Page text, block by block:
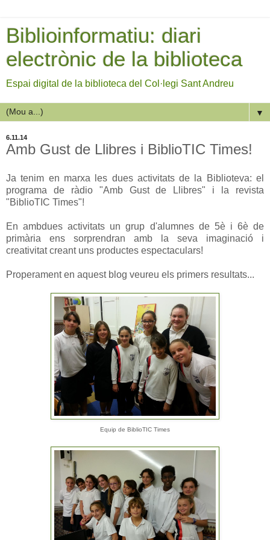
Biblioinformatiu: diari
electrònic de la biblioteca
Espai digital de la biblioteca del Col·legi Sant Andreu
▼
6.11.14
Amb Gust de Llibres i BiblioTIC Times!
Ja tenim en marxa les dues activitats de la Biblioteva: el
programa de ràdio "Amb Gust de Llibres" i la revista
"BiblioTIC Times"!
En ambdues activitats un grup d'alumnes de 5è i 6è de
primària ens sorprendran amb la seva imaginació i
creativitat creant uns productes espectaculars!
Properament en aquest blog veureu els primers resultats...
Equip de BiblioTIC Times